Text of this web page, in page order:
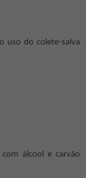
uso do colete-salva
com álcool e carvão